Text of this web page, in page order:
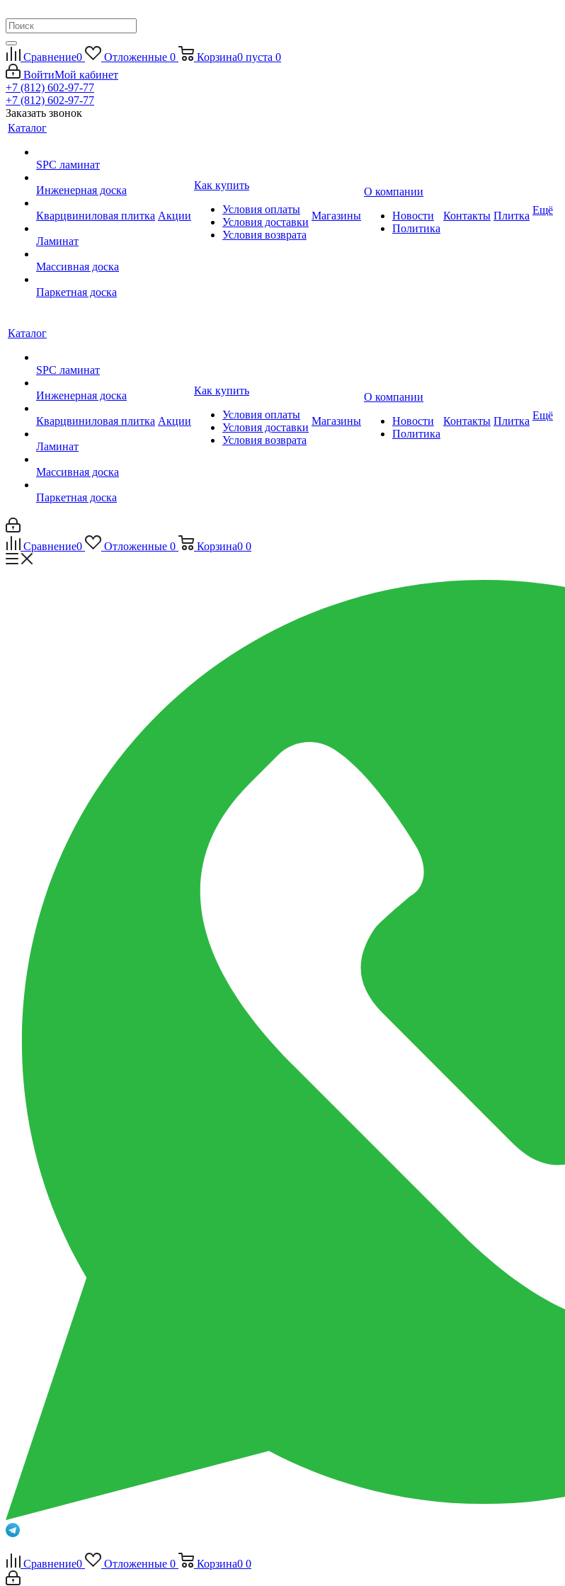
Сравнение0 Отложенные 0 Корзина0 пуста 0
ВойтиМой кабинет
+7 (812) 602-97-77
+7 (812) 602-97-77
Заказать звонок
Каталог
SPC ламинат
Инженерная доска
Кварцвиниловая плитка
Ламинат
Массивная доска
Паркетная доска
Акции
Как купить
Условия оплаты
Условия доставки
Условия возврата
Магазины
О компании
Новости
Политика
Контакты Плитка Ещё
Каталог
SPC ламинат
Инженерная доска
Кварцвиниловая плитка
Ламинат
Массивная доска
Паркетная доска
Акции
Как купить
Условия оплаты
Условия доставки
Условия возврата
Магазины
О компании
Новости
Политика
Контакты Плитка Ещё
Сравнение0 Отложенные 0 Корзина0 0
Сравнение0 Отложенные 0 Корзина0 0